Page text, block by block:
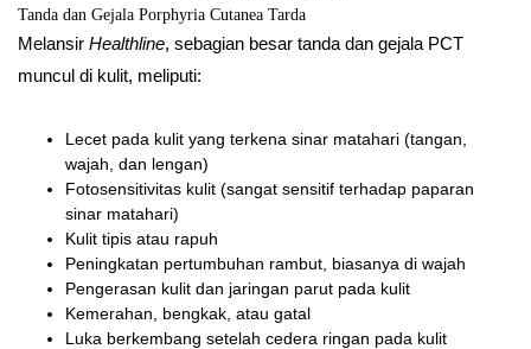
Tanda dan Gejala Porphyria Cutanea Tarda
Melansir Healthline, sebagian besar tanda dan gejala PCT
muncul di kulit, meliputi:
Lecet pada kulit yang terkena sinar matahari (tangan,
wajah, dan lengan)
Fotosensitivitas kulit (sangat sensitif terhadap paparan
sinar matahari)
Kulit tipis atau rapuh
Peningkatan pertumbuhan rambut, biasanya di wajah
Pengerasan kulit dan jaringan parut pada kulit
Kemerahan, bengkak, atau gatal
Luka berkembang setelah cedera ringan pada kulit